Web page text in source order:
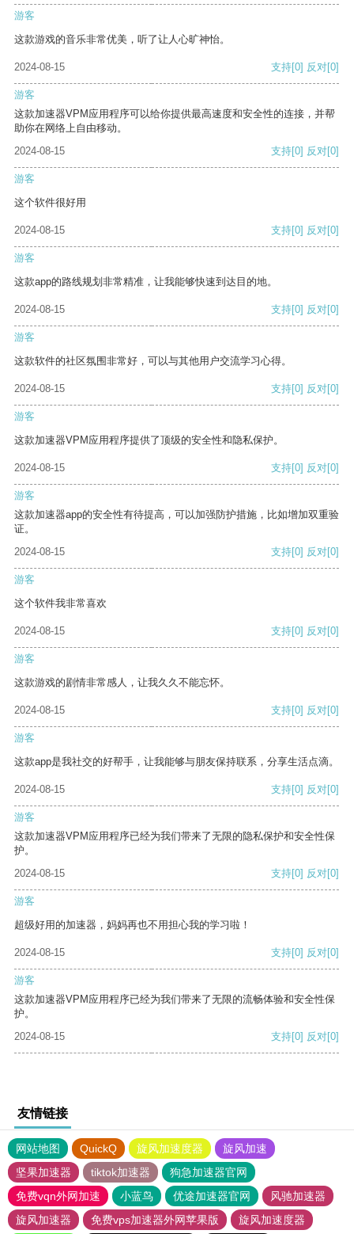
游客
这款游戏的音乐非常优美，听了让人心旷神怡。
2024-08-15 支持[0] 反对[0]
游客
这款加速器VPM应用程序可以给你提供最高速度和安全性的连接，并帮
助你在网络上自由移动。
2024-08-15
支持[0] 反对[0]
游客
这个软件很好用
2024-08-15 支持[0] 反对[0]
游客
这款app的路线规划非常精准，让我能够快速到达目的地。
2024-08-15 支持[0] 反对[0]
游客
这款软件的社区氛围非常好，可以与其他用户交流学习心得。
2024-08-15 支持[0] 反对[0]
游客
这款加速器VPM应用程序提供了顶级的安全性和隐私保护。
2024-08-15 支持[0] 反对[0]
游客
这款加速器app的安全性有待提高，可以加强防护措施，比如增加双重验
证。
2024-08-15
支持[0] 反对[0]
游客
这个软件我非常喜欢
2024-08-15 支持[0] 反对[0]
游客
这款游戏的剧情非常感人，让我久久不能忘怀。
2024-08-15 支持[0] 反对[0]
游客
这款app是我社交的好帮手，让我能够与朋友保持联系，分享生活点滴。
2024-08-15 支持[0] 反对[0]
游客
这款加速器VPM应用程序已经为我们带来了无限的隐私保护和安全性保
护。
2024-08-15
支持[0] 反对[0]
游客
超级好用的加速器，妈妈再也不用担心我的学习啦！
2024-08-15 支持[0] 反对[0]
游客
这款加速器VPM应用程序已经为我们带来了无限的流畅体验和安全性保
护。
2024-08-15
支持[0] 反对[0]
友情链接
网站地图 QuickQ 旋风加速度器
旋风加速
坚果加速器
tiktok加速器
狗急加速器官网
免费vqn外网加速
小蓝鸟 优途加速器官网
风驰加速器
旋风加速器
免费vps加速器外网苹果版 旋风加速度器